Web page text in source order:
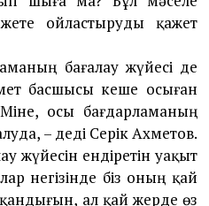
ойластыруды қажет
ба­ғалау жүйесі де
басшысы кеше осыған
осы бағдар­ламаның
– деді Серік Ахметов.
жүйесін ендіретін уа­қыт
негі­зінде біз оның қай
ал қай жерде өз